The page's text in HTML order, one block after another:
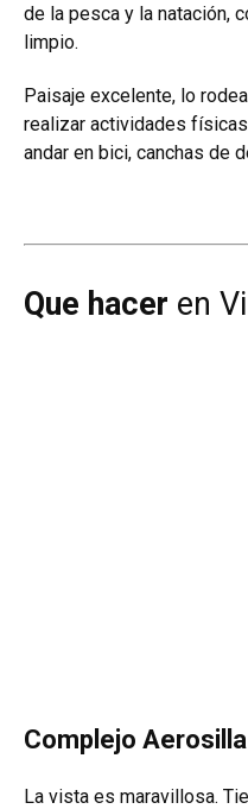
de la pesca y la natación,
limpio.
Paisaje excelente, lo
realizar actividades
andar en bici, canchas de
Que hacer en
Complejo Aerosilla
La vista es maravillosa.